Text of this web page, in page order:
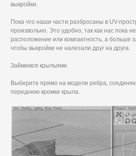
выкройки.
Пока что наши части разбросаны в UV-
произвольно. Это удобно, так как нас пока
расположение или компактность, а больше
чтобы выкройки не налезали друг на друга.
Займемся крыльями.
Выберите прямо на модели ребра,
переднюю кромки крыла.